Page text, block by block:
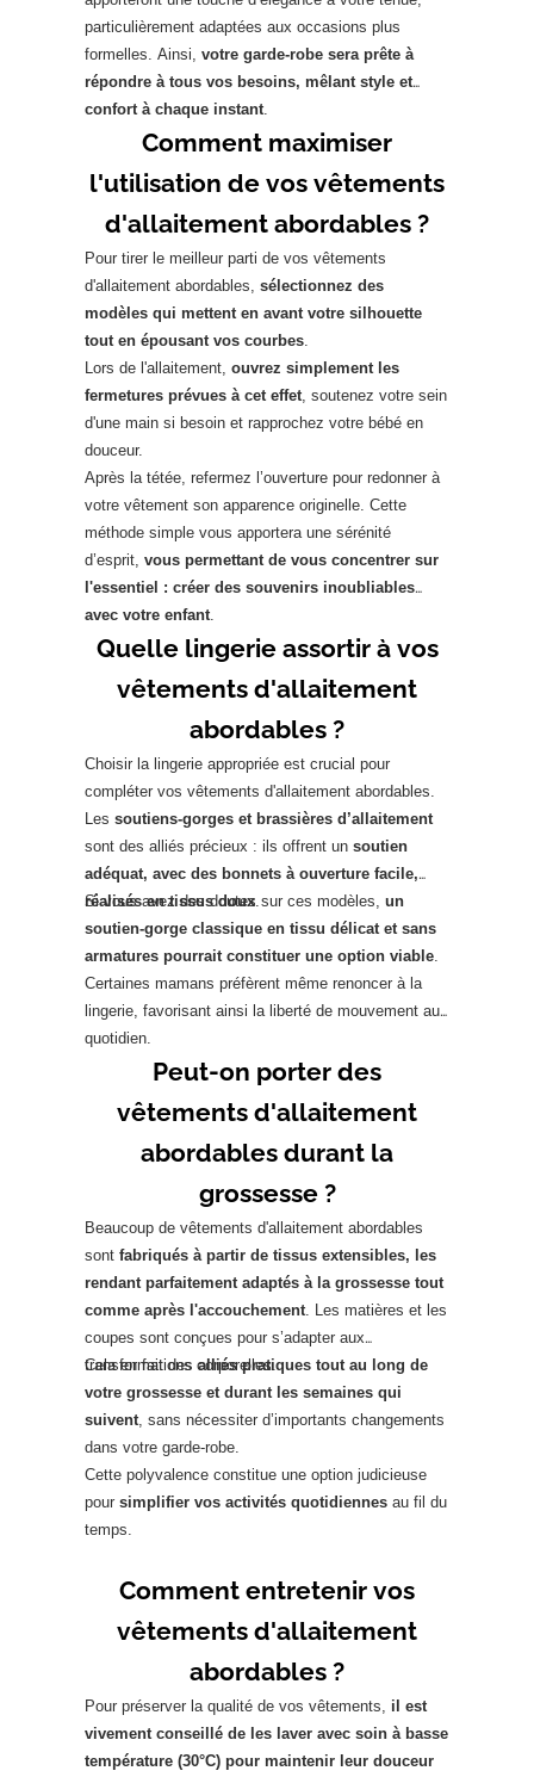
particulièrement adaptées aux occasions plus
formelles. Ainsi, votre garde-robe sera prête à
répondre à tous vos besoins, mêlant style et
confort à chaque instant
Comment maximiser
l'utilisation de vos vêtements
d'allaitement abordables ?
Pour tirer le meilleur parti de vos vêtements
d'allaitement abordables, sélectionnez des
modèles qui mettent en avant votre silhouette
tout en épousant vos courbes
Lors de l'allaitement, ouvrez simplement les
fermetures prévues à cet effet , soutenez votre sein
d'une main si besoin et rapprochez votre bébé en
douceur.
Après la tétée, refermez l’ouverture pour redonner à
votre vêtement son apparence originelle. Cette
méthode simple vous apportera une sérénité
d’esprit, vous permettant de vous concentrer sur
l'essentiel : créer des souvenirs inoubliables
avec votre enfant
Quelle lingerie assortir à vos
vêtements d'allaitement
abordables ?
Choisir la lingerie appropriée est crucial pour
compléter vos vêtements d'allaitement abordables.
Les soutiens-gorges et brassières d’allaitement
sont des alliés précieux : ils offrent un soutien
adéquat, avec des bonnets à ouverture facile,
réalisés en tissus doux
Si vous avez des doutes sur ces modèles, un
soutien-gorge classique en tissu délicat et sans
armatures pourrait constituer une option viable
Certaines mamans préfèrent même renoncer à la
lingerie, favorisant ainsi la liberté de mouvement au
quotidien.
Peut-on porter des
vêtements d'allaitement
abordables durant la
grossesse ?
Beaucoup de vêtements d'allaitement abordables
sont fabriqués à partir de tissus extensibles, les
rendant parfaitement adaptés à la grossesse tout
comme après l'accouchement . Les matières et les
coupes sont conçues pour s’adapter aux
transformations corporelles.
Cela en fait desalliés pratiques tout au long de
votre grossesse et durant les semaines qui
suivent , sans nécessiter d’importants changements
dans votre garde-robe.
Cette polyvalence constitue une option judicieuse
pour simplifier vos activités quotidiennes au fil du
temps.
Comment entretenir vos
vêtements d'allaitement
abordables ?
Pour préserver la qualité de vos vêtements, il est
vivement conseillé de les laver avec soin à basse
température (30°C) pour maintenir leur douceur